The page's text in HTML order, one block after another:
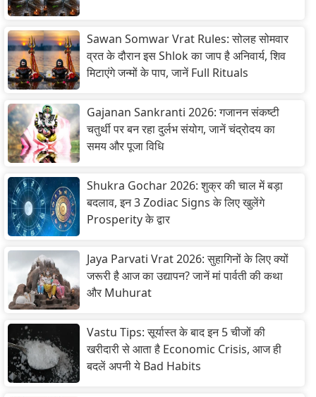
Sawan Somwar Vrat Rules: सोलह सोमवार
व्रत के दौरान इस Shlok का जाप है अनिवार्य, शिव
मिटाएंगे जन्मों के पाप, जानें Full Rituals
Gajanan Sankranti 2026: गजानन संकष्टी
चतुर्थी पर बन रहा दुर्लभ संयोग, जानें चंद्रोदय का
समय और पूजा विधि
Shukra Gochar 2026: शुक्र की चाल में बड़ा
बदलाव, इन 3 Zodiac Signs के लिए खुलेंगे
Prosperity के द्वार
Jaya Parvati Vrat 2026: सुहागिनों के लिए क्यों
जरूरी है आज का उद्यापन? जानें मां पार्वती की कथा
और Muhurat
Vastu Tips: सूर्यास्त के बाद इन 5 चीजों की
खरीदारी से आता है Economic Crisis, आज ही
बदलें अपनी ये Bad Habits